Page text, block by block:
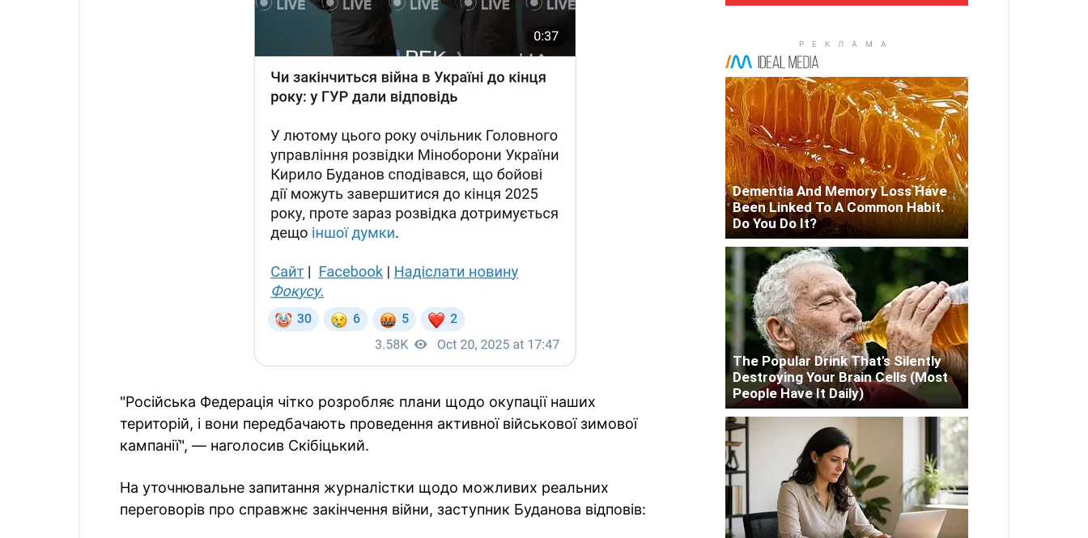
"Російська Федерація чітко розробляє плани щодо окупації наших
територій, і вони передбачають проведення активної військової зимової
кампанії", — наголосив Скібіцький.
На уточнювальне запитання журналістки щодо можливих реальних
переговорів про справжнє закінчення війни, заступник Буданова відповів:
Dementia And Memory Loss Have
Been Linked To A Common Habit.
Do You Do It?
The Popular Drink That's Silently
Destroying Your Brain Cells (Most
People Have It Daily)